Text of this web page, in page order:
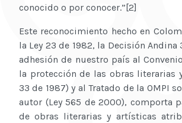
conocido o por conocer.”[2]
Este reconocimiento hecho en
la Ley 23 de 1982, la Decisión Andina
adhesión de nuestro país al
la protección de las obras literarias
33 de 1987) y al Tratado de la OMPI
autor (Ley 565 de 2000), comporta
de obras literarias y artísticas